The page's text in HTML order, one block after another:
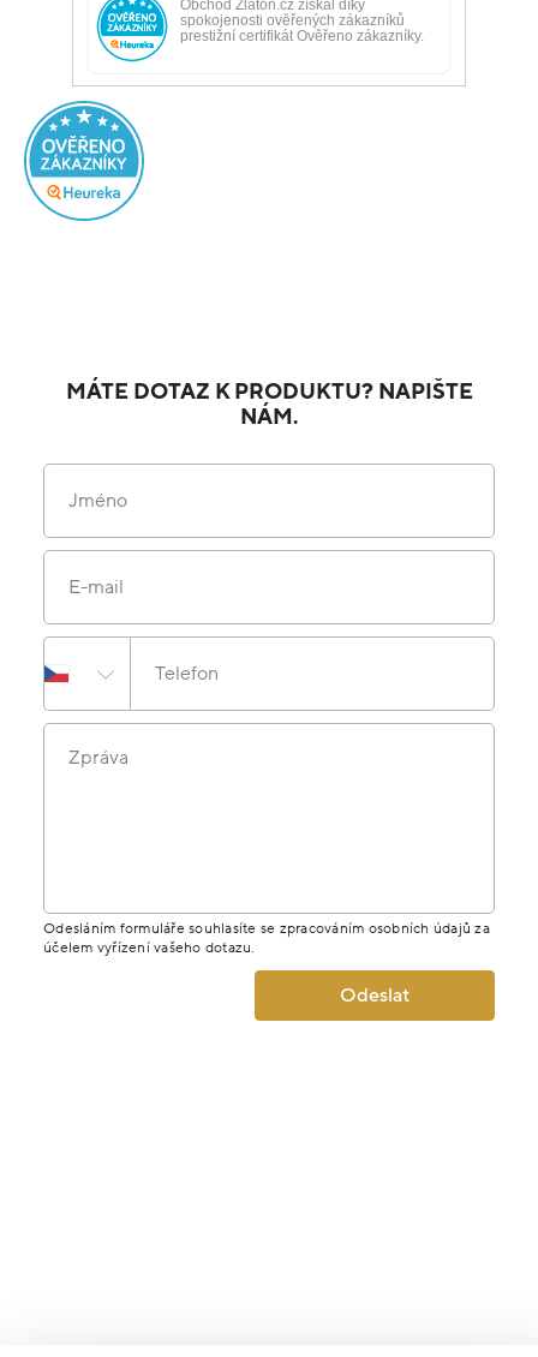
MÁTE DOTAZ K PRODUKTU? NAPIŠTE
NÁM.
Jméno
E-mail
Telefon
Zpráva
Odesláním formuláře souhlasíte se zpracováním osobních údajů za
účelem vyřízení vašeho dotazu.
Odeslat